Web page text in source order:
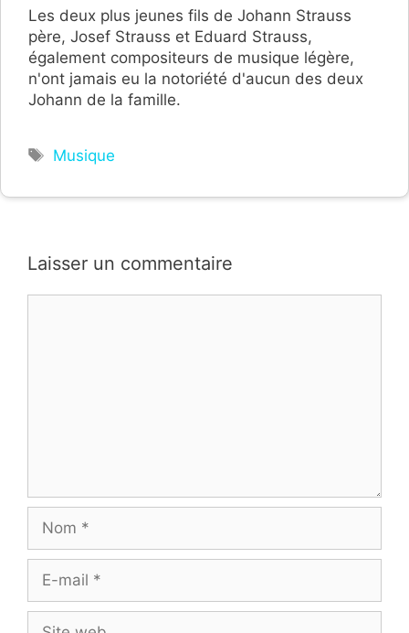
Les deux plus jeunes fils de Johann Strauss
père, Josef Strauss et Eduard Strauss,
également compositeurs de musique légère,
n'ont jamais eu la notoriété d'aucun des deux
Johann de la famille.
Étiquettes
Musique
Laisser un commentaire
mail